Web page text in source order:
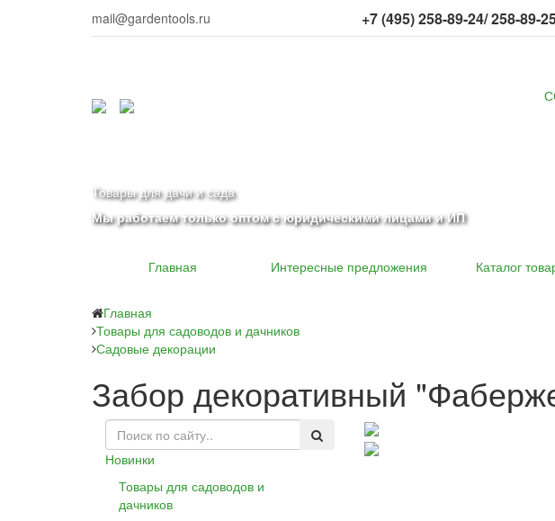
mail@gardentools.ru +7 (495) 258-89-24/ 258-89-
Товары для дачи и сада
Мы работаем только оптом с юридическими лицами и ИП
Главная
Интересные предложения Каталог
Главная
Товары для садоводов и дачников
Садовые декорации
Забор декоративный
Новинки
Товары для садоводов и
дачников